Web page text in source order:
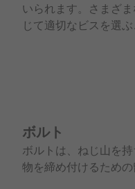
いられます。さまざ
じて適切なビスを選ぶ
ボルト
ボルトは、ねじ山を
物を締め付けるための